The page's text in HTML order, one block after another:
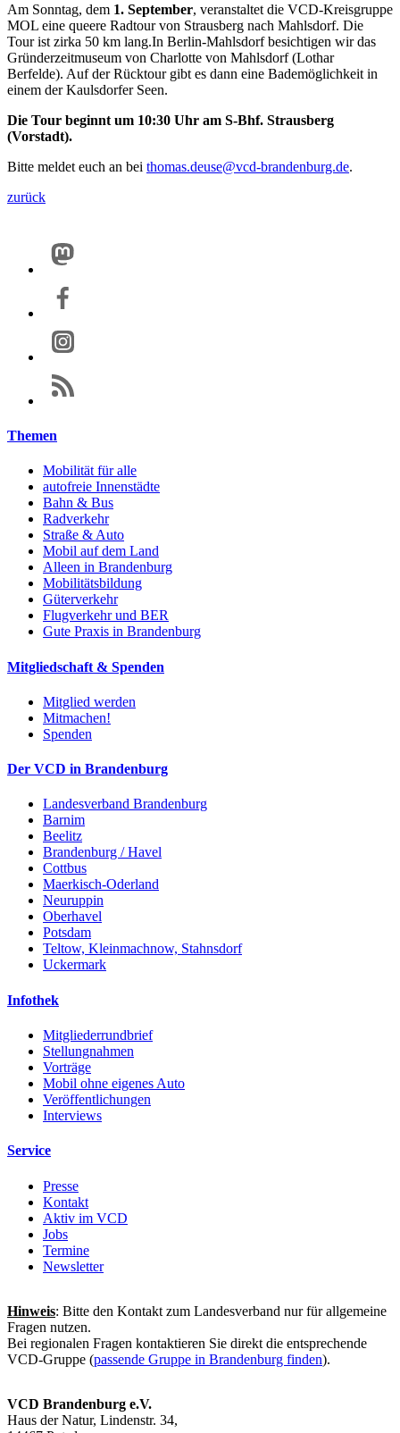
Am Sonntag, dem 1. September, veranstaltet die VCD-Kreisgruppe
MOL eine queere Radtour von Strausberg nach Mahlsdorf. Die
Tour ist zirka 50 km lang.In Berlin-Mahlsdorf besichtigen wir das
Gründerzeitmuseum von Charlotte von Mahlsdorf (Lothar
Berfelde). Auf der Rücktour gibt es dann eine Bademöglichkeit in
einem der Kaulsdorfer Seen.
Die Tour beginnt um 10:30 Uhr am S-Bhf. Strausberg
(Vorstadt).
Bitte meldet euch an bei thomas.deuse@vcd-brandenburg.de.
zurück
Themen
Mobilität für alle
autofreie Innenstädte
Bahn & Bus
Radverkehr
Straße & Auto
Mobil auf dem Land
Alleen in Brandenburg
Mobilitätsbildung
Güterverkehr
Flugverkehr und BER
Gute Praxis in Brandenburg
Mitgliedschaft & Spenden
Mitglied werden
Mitmachen!
Spenden
Der VCD in Brandenburg
Landesverband Brandenburg
Barnim
Beelitz
Brandenburg / Havel
Cottbus
Maerkisch-Oderland
Neuruppin
Oberhavel
Potsdam
Teltow, Kleinmachnow, Stahnsdorf
Uckermark
Infothek
Mitgliederrundbrief
Stellungnahmen
Vorträge
Mobil ohne eigenes Auto
Veröffentlichungen
Interviews
Service
Presse
Kontakt
Aktiv im VCD
Jobs
Termine
Newsletter
Hinweis: Bitte den Kontakt zum Landesverband nur für allgemeine
Fragen nutzen.
Bei regionalen Fragen kontaktieren Sie direkt die entsprechende
VCD-Gruppe (passende Gruppe in Brandenburg finden).
VCD Brandenburg e.V.
Haus der Natur, Lindenstr. 34,